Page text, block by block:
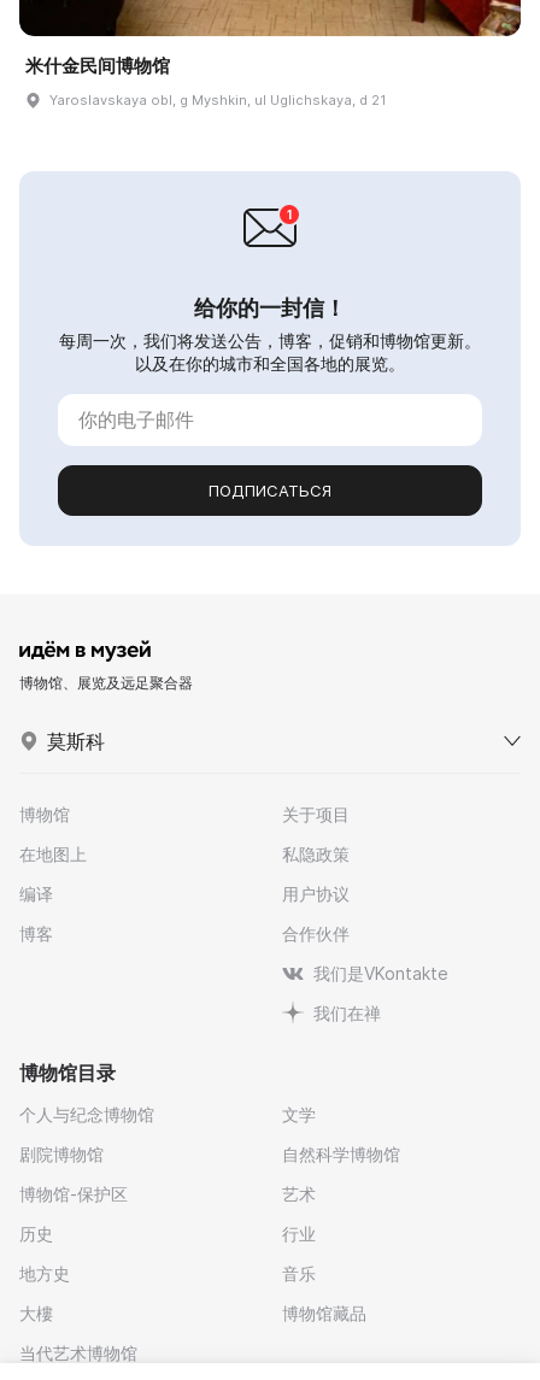
米什金民间博物馆
Yaroslavskaya obl, g Myshkin, ul Uglichskaya, d 21
给你的一封信！
每周一次，我们将发送公告，博客，促销和博物馆更新。
以及在你的城市和全国各地的展览。
ПОДПИСАТЬСЯ
博物馆、展览及远足聚合器
莫斯科
博物馆
在地图上
编译
博客
关于项目
私隐政策
用户协议
合作伙伴
我们是VKontakte
我们在禅
博物馆目录
个人与纪念博物馆
剧院博物馆
博物馆-保护区
历史
地方史
大樓
当代艺术博物馆
文学
自然科学博物馆
艺术
行业
音乐
博物馆藏品